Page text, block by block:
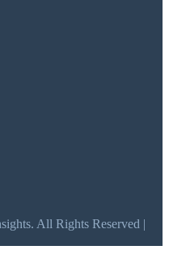
All Rights Reserved |